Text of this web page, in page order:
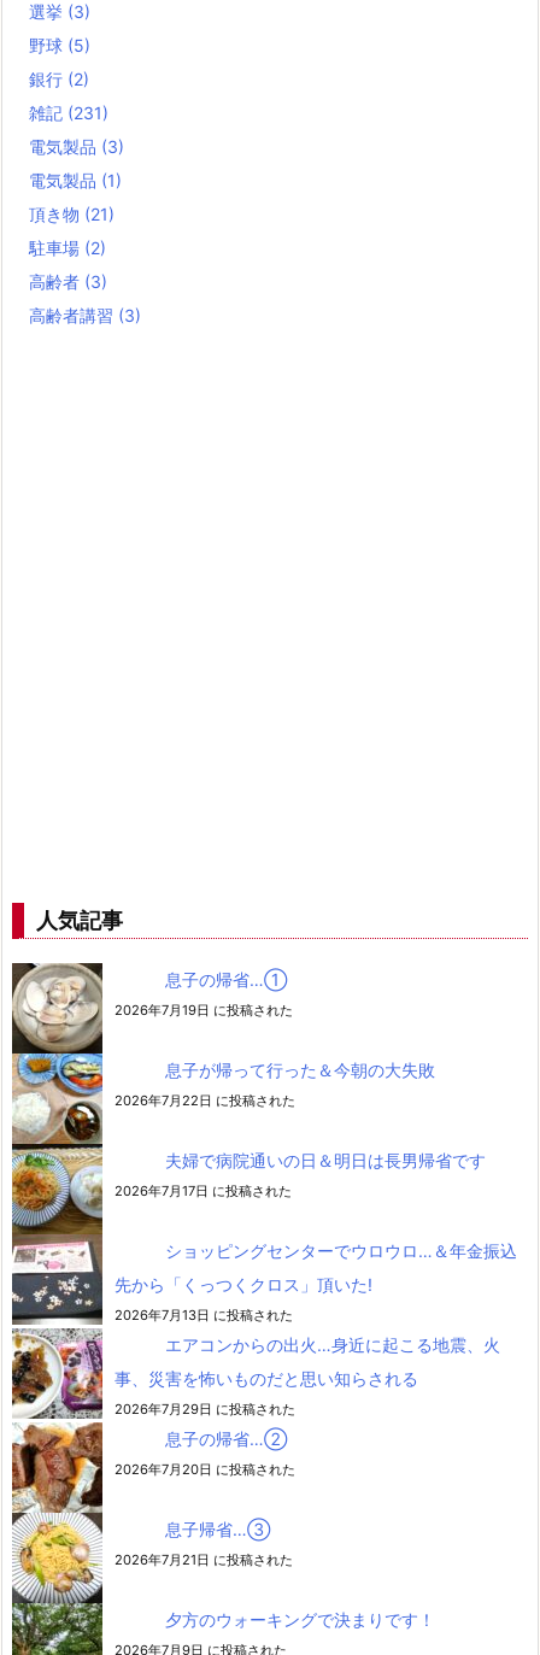
選挙 (3)
野球 (5)
銀行 (2)
雑記 (231)
電気製品 (3)
電気製品 (1)
頂き物 (21)
駐車場 (2)
高齢者 (3)
高齢者講習 (3)
人気記事
息子の帰省…➀
2026年7月19日 に投稿された
息子が帰って行った＆今朝の大失敗
2026年7月22日 に投稿された
夫婦で病院通いの日＆明日は長男帰省です
2026年7月17日 に投稿された
ショッピングセンターでウロウロ…＆年金振込
先から「くっつくクロス」頂いた!
2026年7月13日 に投稿された
エアコンからの出火…身近に起こる地震、火
事、災害を怖いものだと思い知らされる
2026年7月29日 に投稿された
息子の帰省…②
2026年7月20日 に投稿された
息子帰省…③
2026年7月21日 に投稿された
夕方のウォーキングで決まりです！
2026年7月9日 に投稿された